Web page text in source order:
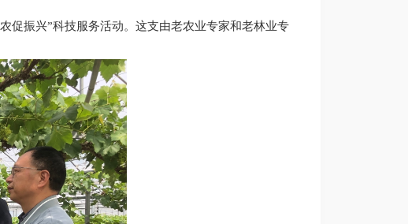
促振兴”科技服务活动。这支由老农业专家和老林业专